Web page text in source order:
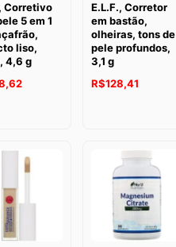
Corretivo
5 em 1
liso,
4,6 g
E.L.F., Corretor
em bastão,
olheiras, tons de
pele profundos,
3,1 g
R$128,41